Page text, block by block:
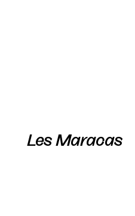
Les Maracas